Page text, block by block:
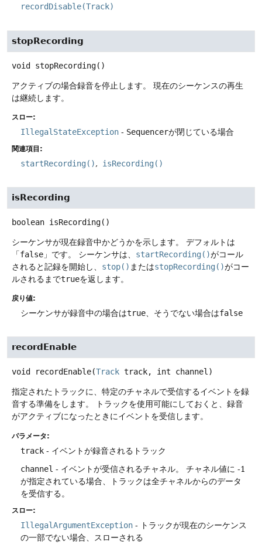
recordDisable(Track)
stopRecording
void stopRecording()
アクティブの場合録音を停止します。
現在のシーケンスの再生
は継続します。
スロー:
IllegalStateException - Sequencerが閉じている場合
関連項目:
startRecording() isRecording()
isRecording
boolean isRecording()
シーケンサが現在録音中かどうかを示します。
デフォルトは
「false 」です。 シーケンサは、 startRecording()がコール
されると記録を開始し、 stop() またはstopRecording()がコー
ルされるまでtrueを返します。
戻り値:
シーケンサが録音中の場合はtrue 、そうでない場合はfalse
recordEnable
void recordEnable(Track track, int channel)
指定されたトラックに、特定のチャネルで受信するイベントを録
音する準備をします。
トラックを使用可能にしておくと、録音
がアクティブになったときにイベントを受信します。
パラメータ:
track - イベントが録音されるトラック
channel - イベントが受信されるチャネル。
チャネル値に -1
が指定されている場合、トラックは全チャネルからのデータ
を受信する。
スロー:
IllegalArgumentException - トラックが現在のシーケンス
の一部でない場合、スローされる